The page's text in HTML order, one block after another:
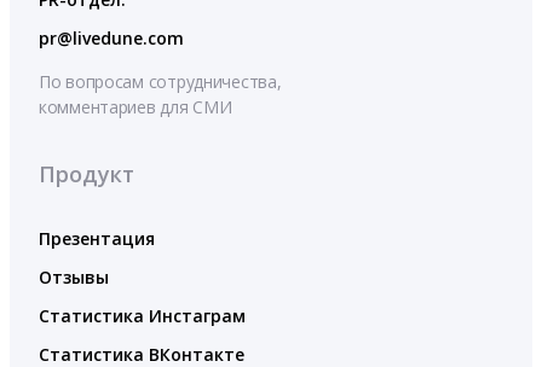
pr@livedune.com
По вопросам сотрудничества,
комментариев для СМИ
Продукт
Презентация
Отзывы
Статистика Инстаграм
Статистика ВКонтакте